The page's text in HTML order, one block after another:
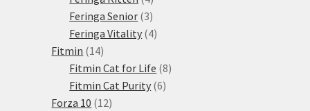
produkty
Feringa Senior 33
produkty
Feringa Vitality 44
Fitmin 1414
produktů
Fitmin Cat for Life 88
Fitmin Cat Purity 66
Forza 10 1212